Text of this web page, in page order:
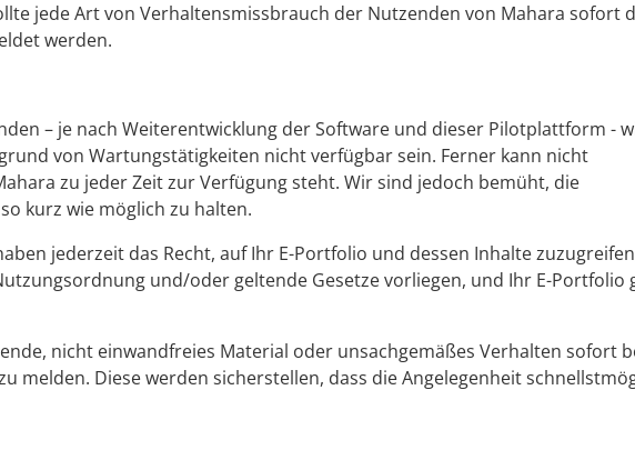
jede Art von Verhaltensmissbrauch der Nutzenden von Mahara sofort
werden.
– je nach Weiterentwicklung der Software und dieser Pilotplattform -
von Wartungstätigkeiten nicht verfügbar sein. Ferner kann nicht
zu jeder Zeit zur Verfügung steht. Wir sind jedoch bemüht, die
kurz wie möglich zu halten.
jederzeit das Recht, auf Ihr E-Portfolio und dessen Inhalte
und/oder geltende Gesetze vorliegen, und Ihr E-Portfolio
nicht einwandfreies Material oder unsachgemäßes Verhalten sofort
melden. Diese werden sicherstellen, dass die Angelegenheit